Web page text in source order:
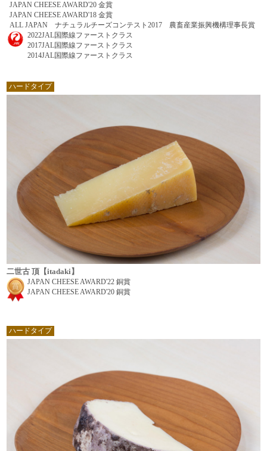
JAPAN CHEESE AWARD'20 金賞
JAPAN CHEESE AWARD'18 金賞
ALL JAPAN ナチュラルチーズコンテスト2017 農畜産業振興機構理事長賞
2022JAL国際線ファーストクラス
2017JAL国際線ファーストクラス
2014JAL国際線ファーストクラス
ハードタイプ
二世古 頂【itadaki】
JAPAN CHEESE AWARD'22 銅賞
JAPAN CHEESE AWARD'20 銅賞
ハードタイプ